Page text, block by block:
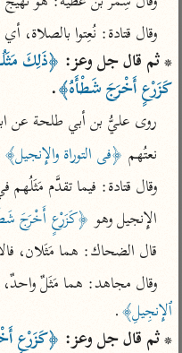
تفسير ابن تيمية
عامّة
تفسير السمعاني
تفسير مكّي
محاسن التأويل
للقاسمي
تفسير الثعالبي
تفسير السمرقندي
تفسير الثعلبي
لغة
وقال قتادة: نُعِتوا بالصلاة،
* ثم قال جل وعز:
كَزَرْعٍ أَخْرَجَ شَطْأَهُ﴾.
روى عليُّ بن أبي طلحة عن
نعتُهم ﴿فى التوراة والإِنجيل﴾
وقال قتادة: فيما تقدَّم مَثَلُهم
الإِنجيل وهو ﴿كَزَرْعٍ أَخْرَجَ
قال الضحاك: هما مَثَلان،
وقال مجاهد: هما مَثَلٌ
ٱلإِنجِيلِ﴾.
* ثم قال جل وعز: